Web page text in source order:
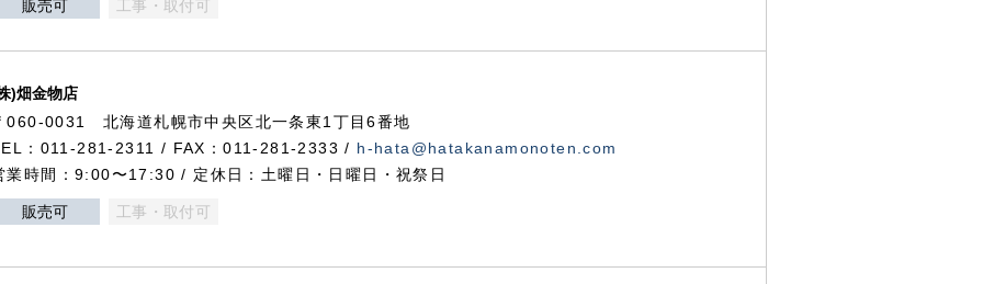
販売可 工事・取付可
)畑金物店
060-0031 北海道札幌市中央区北一条東1丁目6番地
：011-281-2311 / FAX：011-281-2333 / h-hata@hatakanamonoten.com
業時間：9:00〜17:30 / 定休日：土曜日・日曜日・祝祭日
販売可 工事・取付可